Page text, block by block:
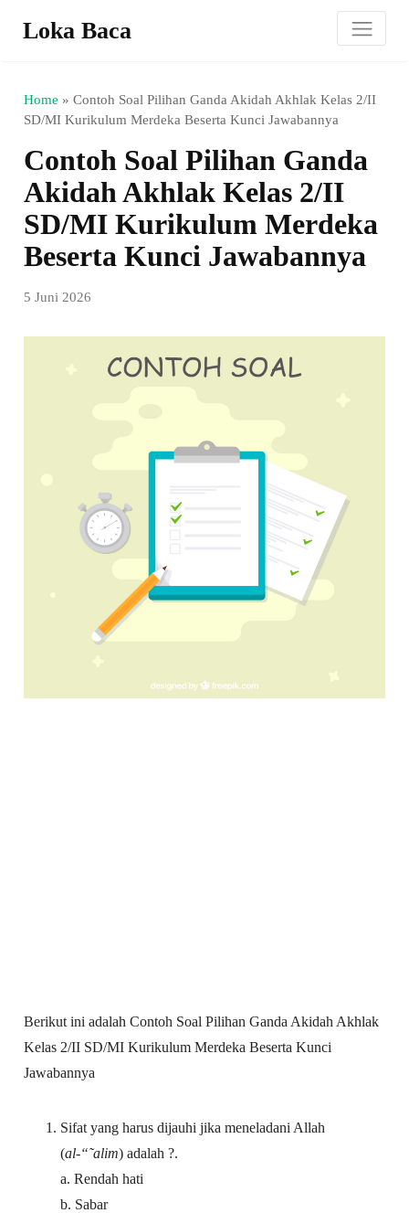
Loka Baca
Home »Contoh Soal Pilihan Ganda Akidah Akhlak Kelas 2/II
SD/MI Kurikulum Merdeka Beserta Kunci Jawabannya
Contoh Soal Pilihan Ganda
Akidah Akhlak Kelas 2/II
SD/MI Kurikulum Merdeka
Beserta Kunci Jawabannya
5 Juni 2026
Berikut ini adalah Contoh Soal Pilihan Ganda Akidah Akhlak
Kelas 2/II SD/MI Kurikulum Merdeka Beserta Kunci
Jawabannya
Sifat yang harus dijauhi jika meneladani Allah
(al-“˜alim) adalah ?.
a. Rendah hati
b. Sabar